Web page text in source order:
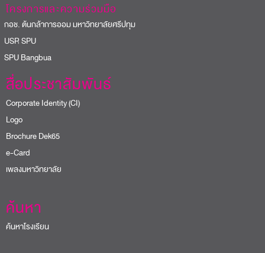
โครงการและความร่วมมือ
ช. ต้นกล้าการออม มหาวิทยาลัยศรีปทุม
SPU
Bangbua
สื่อประชาสัมพันธ์
Corporate Identity (CI)
Logo
Brochure Dek65
e-Card
เพลงมหาวิทยาลัย
ค้นหา
ค้นหาโรงเรียน